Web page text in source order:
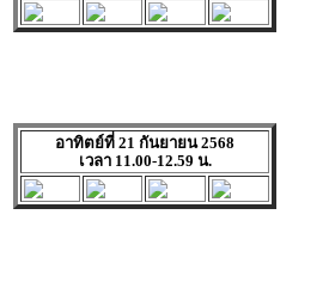
อาทิตย์ที่ 21 กันยายน 2568
เวลา 11.00-12.59 น.